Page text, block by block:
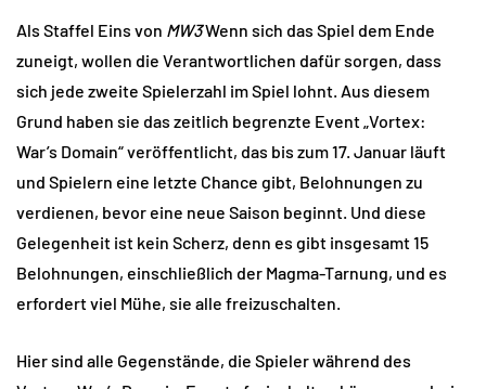
Als Staffel Eins von MW3Wenn sich das Spiel dem Ende
zuneigt, wollen die Verantwortlichen dafür sorgen, dass
sich jede zweite Spielerzahl im Spiel lohnt. Aus diesem
Grund haben sie das zeitlich begrenzte Event „Vortex:
War’s Domain“ veröffentlicht, das bis zum 17. Januar läuft
und Spielern eine letzte Chance gibt, Belohnungen zu
verdienen, bevor eine neue Saison beginnt. Und diese
Gelegenheit ist kein Scherz, denn es gibt insgesamt 15
Belohnungen, einschließlich der Magma-Tarnung, und es
erfordert viel Mühe, sie alle freizuschalten.
Hier sind alle Gegenstände, die Spieler während des